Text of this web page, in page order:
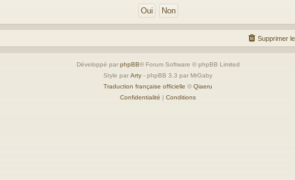
Supprimer
Développé par phpBB® Forum Software © phpBB Limited
Style par Arty - phpBB 3.3 par MrGaby
Traduction française officielle © Qiaeru
Confidentialité | Conditions